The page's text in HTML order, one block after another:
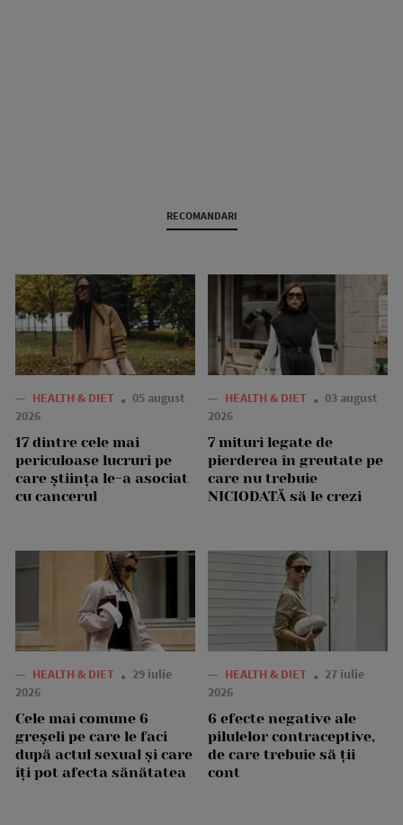
RECOMANDARI
— HEALTH & DIET
05 august
2026
17 dintre cele mai
periculoase lucruri pe
care știința le-a asociat
cu cancerul
— HEALTH & DIET
03 august
2026
7 mituri legate de
pierderea în greutate pe
care nu trebuie
NICIODATĂ să le crezi
— HEALTH & DIET
29 iulie
2026
Cele mai comune 6
greșeli pe care le faci
după actul sexual și care
îți pot afecta sănătatea
— HEALTH & DIET
27 iulie
2026
6 efecte negative ale
pilulelor contraceptive,
de care trebuie să ții
cont